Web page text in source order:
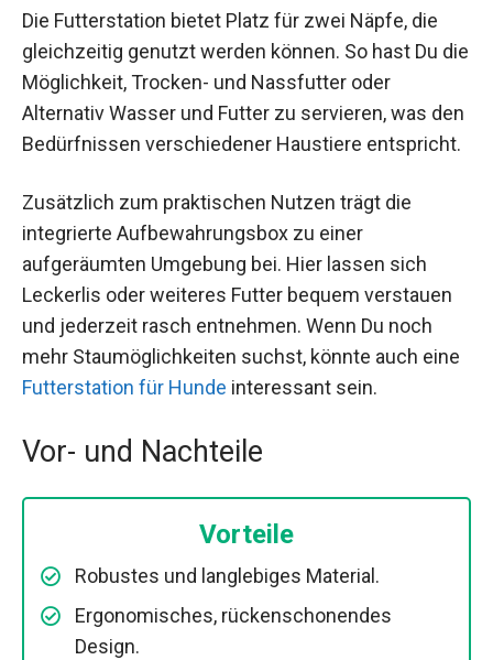
Die Futterstation bietet Platz für zwei Näpfe, die
gleichzeitig genutzt werden können. So hast Du die
Möglichkeit, Trocken- und Nassfutter oder
Alternativ Wasser und Futter zu servieren, was den
Bedürfnissen verschiedener Haustiere entspricht.
Zusätzlich zum praktischen Nutzen trägt die
integrierte Aufbewahrungsbox zu einer
aufgeräumten Umgebung bei. Hier lassen sich
Leckerlis oder weiteres Futter bequem verstauen
und jederzeit rasch entnehmen. Wenn Du noch
mehr Staumöglichkeiten suchst, könnte auch eine
Futterstation für Hunde interessant sein.
Vor- und Nachteile
Vorteile
Robustes und langlebiges Material.
Ergonomisches, rückenschonendes
Design.